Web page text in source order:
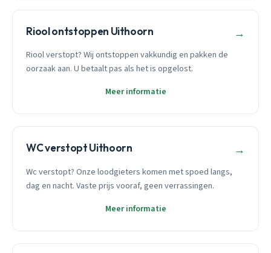
Riool ontstoppen Uithoorn →
Riool verstopt? Wij ontstoppen vakkundig en pakken de
oorzaak aan. U betaalt pas als het is opgelost.
Meer informatie
WC verstopt Uithoorn →
Wc verstopt? Onze loodgieters komen met spoed langs,
dag en nacht. Vaste prijs vooraf, geen verrassingen.
Meer informatie